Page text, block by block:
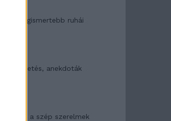
A világ legismertebb ruhái
Nyár, nevetés, anekdoták
Panna és a szép szerelmek